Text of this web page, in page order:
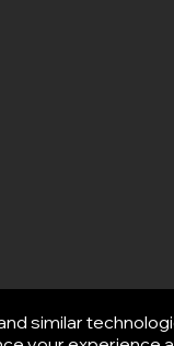
similar